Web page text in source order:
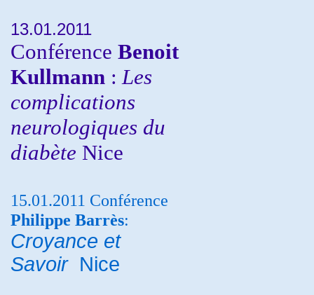
13.01.2011
Conférence Benoit
Kullmann : Les
complications
neurologiques du
diabète Nice
15.01.2011 Conférence
Philippe Barrès:
Croyance et
Savoir Nice